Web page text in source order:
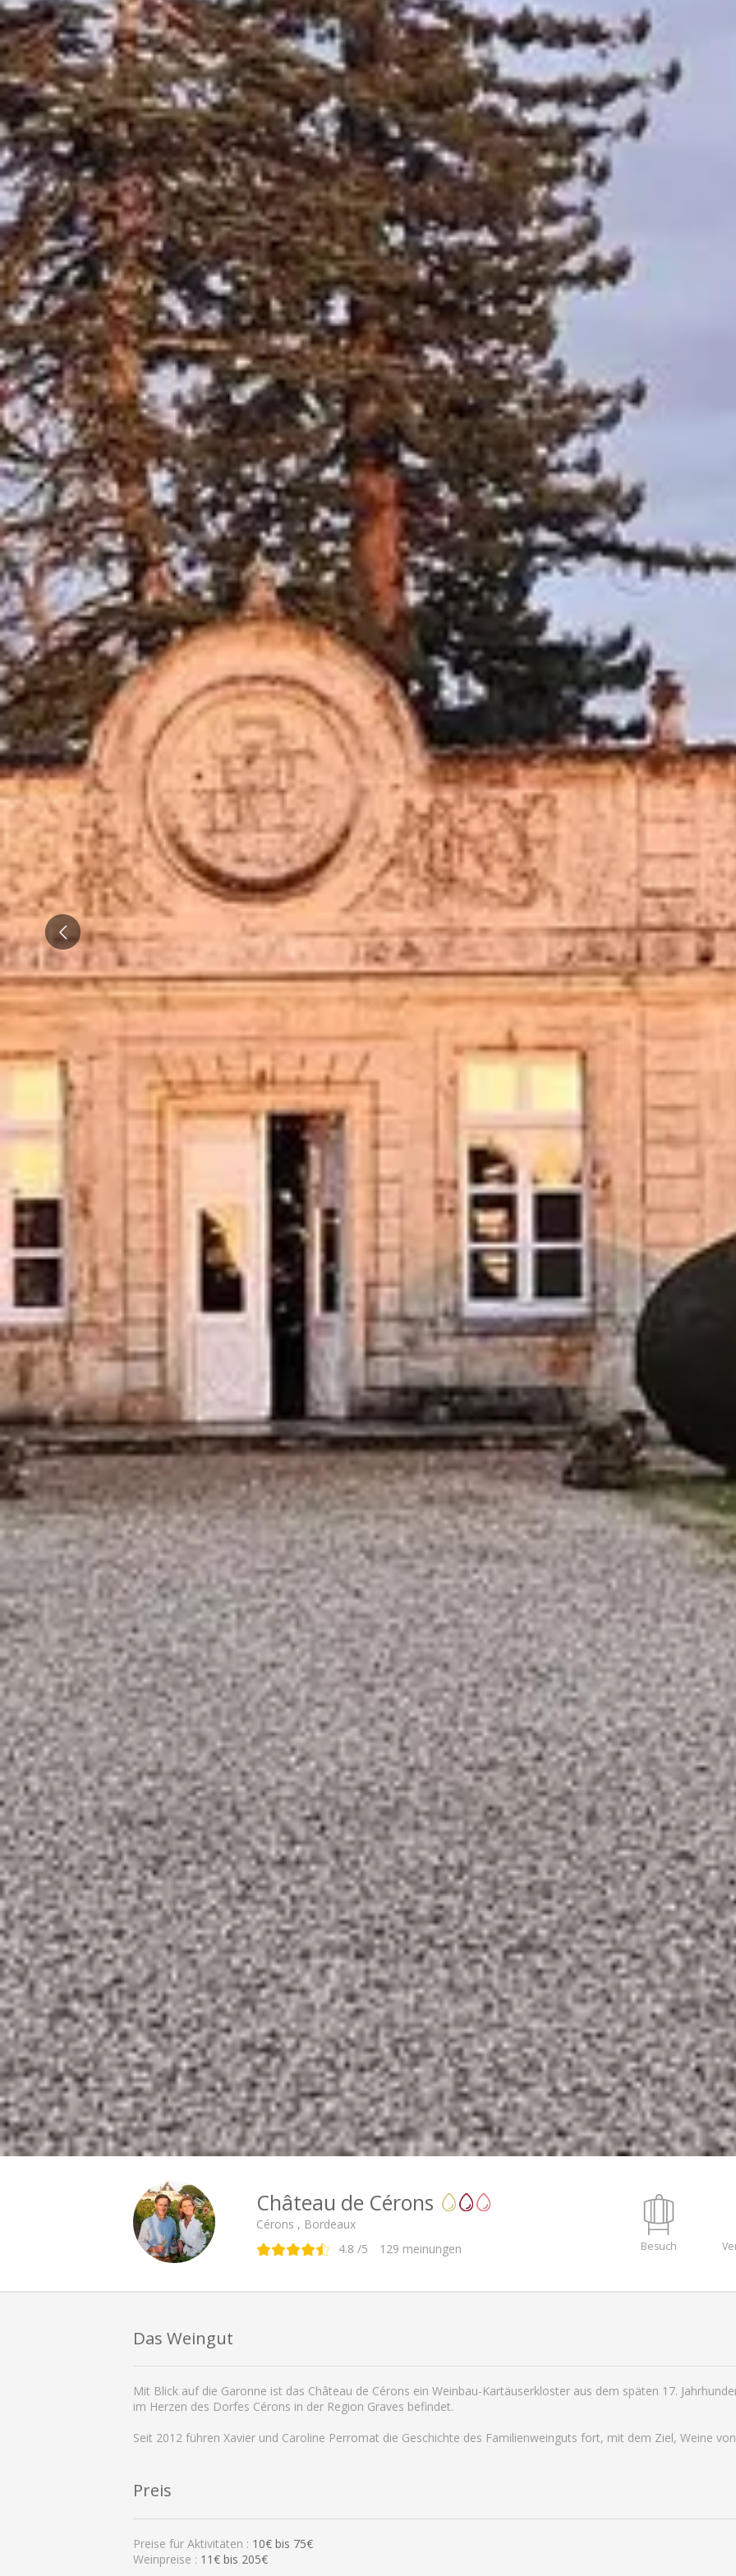
Weingüter & Weinprobe Burgund
Champagnerhäuser & Verkostungen Champagner
Weingüter & Weinprobe Corse
Destillerien & Weinkeller Cognac
Destillerien & Weinkeller Calvados
Weingüter & Weinprobe Elsass
Weingüter & Weinprobe Jura
Weingüter & Weinprobe Languedoc Roussillon
Rumbrennereien & Destillerien Martinique
Destillerien & Weinkeller Poitou Charentes
Weingüter & Weinprobe Provence
Weingüter & Weinprobe Savoie
Weingüter & Weinprobe Südwesten
Weingüter & Weinprobe Loiretal
Weingüter & Weinprobe Rhonetal
Cave historique des hospices de Strasbourg
Champagne Canard-Duchêne
Champagne Lanson
Champagne Mercier
Champagne Moët & Chandon
Champagne Mumm
Champagne Vranken-Pommery
Villa Demoiselle
Champagne Ruinart
Champagne Taittinger
Champagne Veuve Clicquot
Pressoria
Achillée
Emile Beyer
Weingut Übernachtung Bordeaux
Alle Übernachtungen im Weingut
Prev
Château de Cérons
Cérons , Bordeaux
4.8 /5 129 meinungen Besuch
Das Weingut
Mit Blick auf die Garonne ist das Château de Cérons ein Weinbau-Kartäuserkloster aus dem späten 17.
im Herzen des Dorfes Cérons in der Region Graves befindet.
Seit 2012 führen Xavier und Caroline Perromat die Geschichte des Familienweinguts fort, mit dem Ziel, Weine
Preis
Preise für Aktivitäten : 10€ bis 75€
Weinpreise : 11€ bis 205€